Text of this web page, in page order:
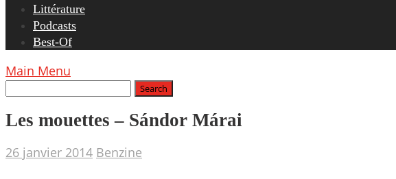
Littérature
Podcasts
Best-Of
Main Menu
Les mouettes – Sándor Márai
26 janvier 2014 Benzine